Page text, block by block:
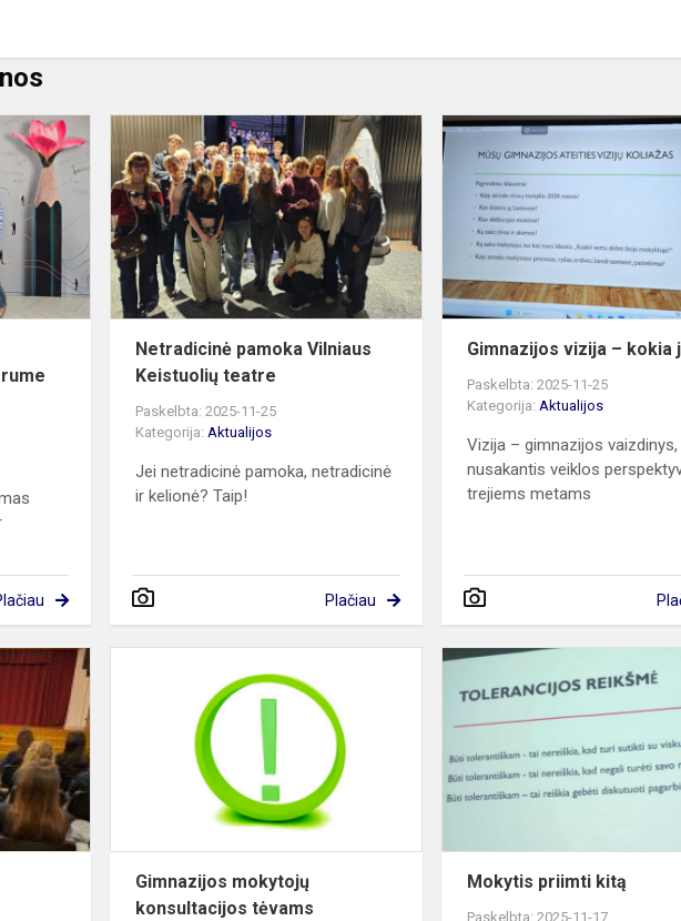
Gimnazistai
dalyvavo
„Savivaldos
verslo
forume
2025”
Netradicinė
pamoka
Vilniaus
Keistuolių
Netradicinė pamoka Vilniaus
Keistuolių teatre
Paskelbta: 2025-11-25
Kategorija:Aktualijos
Jei netradicinė pamoka, netradicinė
ir kelionė? Taip!
Plačiau
Gimnazijos vizija – kokia
Paskelbta: 2025-11-25
Kategorija:Aktualijos
Vizija – gimnazijos vaizdinys,
nusakantis veiklos
trejiems metams
aktualiomis
temomis
Gimnazijos
mokytojų
Gimnazijos mokytojų
konsultacijos tėvams
Mokytis priimti kitą
Paskelbta: 2025-11-17